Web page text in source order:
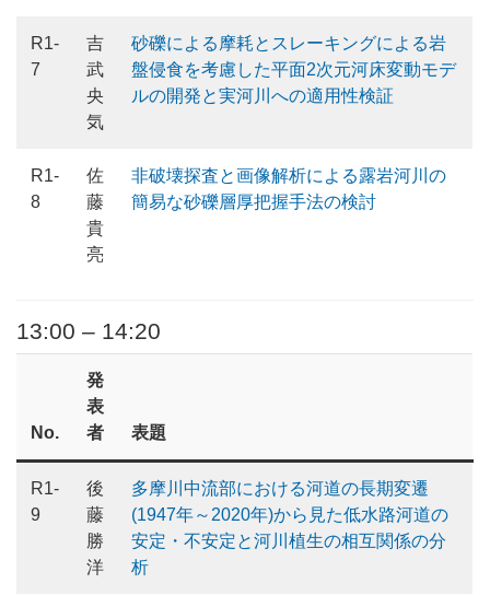
R1-
7
吉
武
央
気
砂礫による摩耗とスレーキングによる岩
盤侵食を考慮した平面2次元河床変動モデ
ルの開発と実河川への適用性検証
R1-
8
佐
藤
貴
亮
非破壊探査と画像解析による露岩河川の
簡易な砂礫層厚把握手法の検討
13:00 – 14:20
No.
発
表
者
表題
R1-
9
後
藤
勝
洋
多摩川中流部における河道の長期変遷
(1947年～2020年)から見た低水路河道の
安定・不安定と河川植生の相互関係の分
析